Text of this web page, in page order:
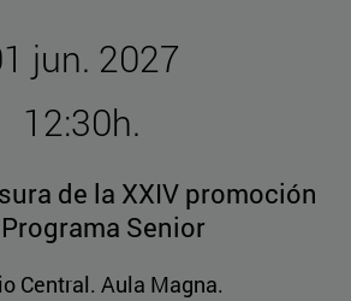
jun. 2027
12:30h.
de la XXIV promoción
Senior
Central. Aula Magna.